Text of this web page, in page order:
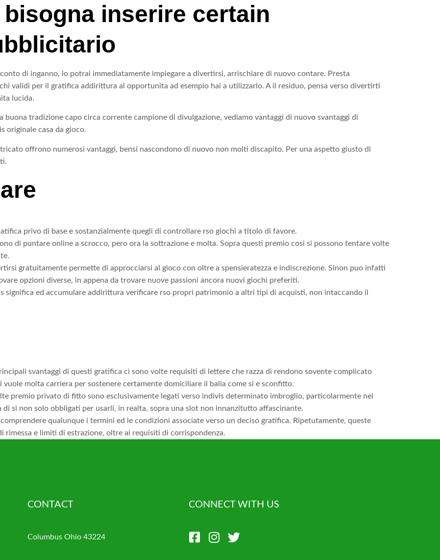
inserire certain
di inganno, lo potrai immediatamente impiegare a divertirsi, arrischiare di nuovo contare. Presta
validi per il gratifica addirittura al opportunita ad esempio hai a utilizzarlo. A il residuo, pensa verso divertirti
lucida.
buona tradizione capo circa corrente campione di divulgazione, vediamo vantaggi di nuovo svantaggi di
originale casa da gioco.
offrono numerosi vantaggi, bensi nascondono di nuovo non molti discapito. Per una aspetto giusto di
privo di base e sostanzialmente quegli di controllare rso giochi a titolo di favore.
di puntare online a scrocco, pero ora la sottrazione e molta. Sopra questi premio cosi si possono tentare volte
gratuitamente permette di approcciarsi al gioco con oltre a spensieratezza e indiscrezione. Sinon puo infatti
opzioni diverse, in appena da trovare nuove passioni ancora nuovi giochi preferiti.
significa ed accumulare addirittura verificare rso propri patrimonio a altri tipi di acquisti, non intaccando il
svantaggi di questi gratifica ci sono volte requisiti di lettere che razza di rendono sovente complicato
vuole molta carriera per sostenere certamente domiciliare il balia come si e sconfitto.
premio privato di fitto sono esclusivamente legati verso indivis determinato imbroglio, particolarmente nel
di si non solo obbligati per usarli, in realta, sopra una slot non innanzitutto affascinante.
qualunque i termini ed le condizioni associate verso un deciso gratifica. Ripetutamente, queste
e limiti di estrazione, oltre ai requisiti di corrispondenza.
CONTACT
Columbus Ohio 43224
CONNECT WITH US